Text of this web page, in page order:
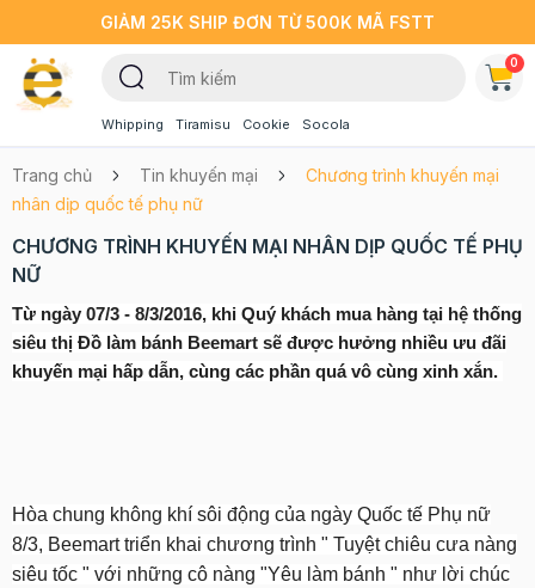
GIẢM 25K SHIP ĐƠN TỪ 500K MÃ FSTT
Whipping Tiramisu Cookie Socola
0
Trang chủ Tin khuyến mại
Chương trình khuyến mại
nhân dịp quốc tế phụ nữ
CHƯƠNG TRÌNH KHUYẾN MẠI NHÂN DỊP QUỐC TẾ PHỤ
NỮ
Từ ngày 07/3 - 8/3/2016, khi Quý khách mua hàng tại hệ thống
siêu thị Đồ làm bánh Beemart sẽ được hưởng nhiều ưu đãi
khuyến mại hấp dẫn, cùng các phần quá vô cùng xinh xắn.
Hòa chung không khí sôi động của ngày Quốc tế Phụ nữ
8/3, Beemart triển khai chương trình " Tuyệt chiêu cưa nàng
siêu tốc " với những cô nàng "Yêu làm bánh " như lời chúc